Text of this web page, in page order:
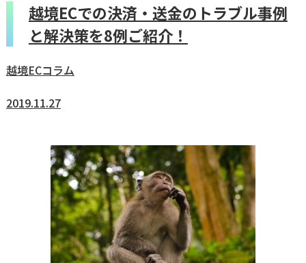
越境ECでの決済・送金のトラブル事例
と解決策を8例ご紹介！
越境ECコラム
2019.11.27